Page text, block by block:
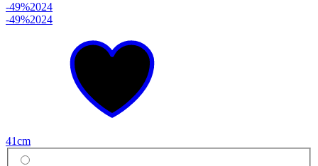
-49%2024
-49%2024
41cm